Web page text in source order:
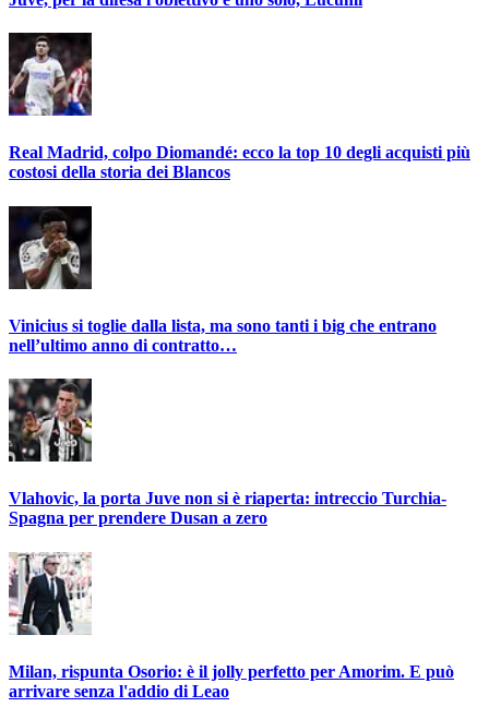
Real Madrid, colpo Diomandé: ecco la top 10 degli acquisti più
costosi della storia dei Blancos
Vinicius si toglie dalla lista, ma sono tanti i big che entrano
nell’ultimo anno di contratto…
Vlahovic, la porta Juve non si è riaperta: intreccio Turchia-
Spagna per prendere Dusan a zero
Milan, rispunta Osorio: è il jolly perfetto per Amorim. E può
arrivare senza l'addio di Leao